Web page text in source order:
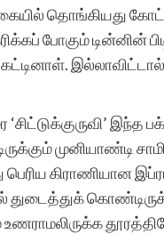
தொங்கியது
போகும் டின்னின்
இல்லாவிட்டால்
‘சிட்டுக்குருவி’
முனியாண்டி
பெரிய
துடைத்துக்